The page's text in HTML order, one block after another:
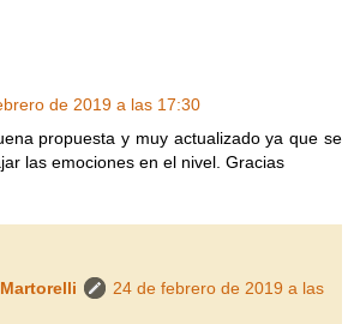
de 2019 a las 17:30
propuesta y muy actualizado ya que se
las emociones en el nivel. Gracias
24 de febrero de 2019 a las